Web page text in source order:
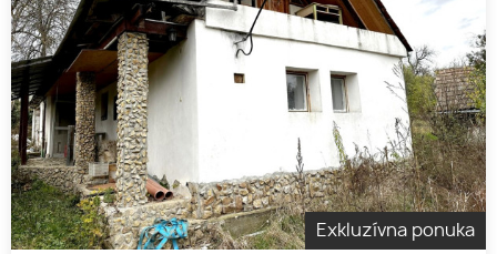
Exkluzívna ponuka